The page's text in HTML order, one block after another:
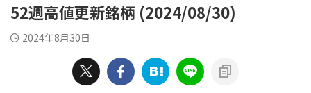
52週高値更新銘柄 (2024/08/30)
2024年8月30日